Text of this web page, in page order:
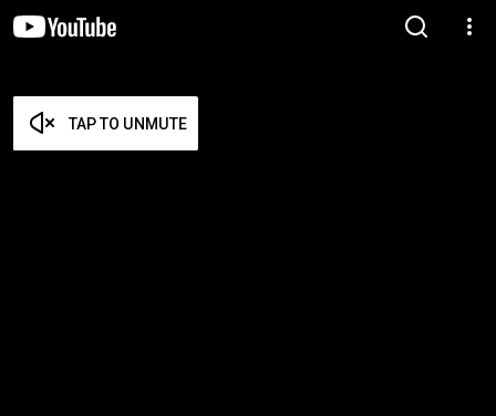
TAP TO UNMUTE